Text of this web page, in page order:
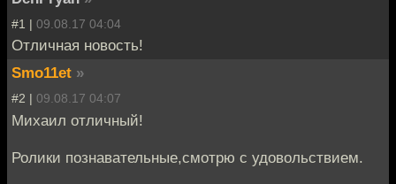
#1 | 09.08.17 04:04
Отличная новость!
Smo11et »
#2 | 09.08.17 04:07
Михаил отличный!
Ролики познавательные,смотрю с удовольствием.